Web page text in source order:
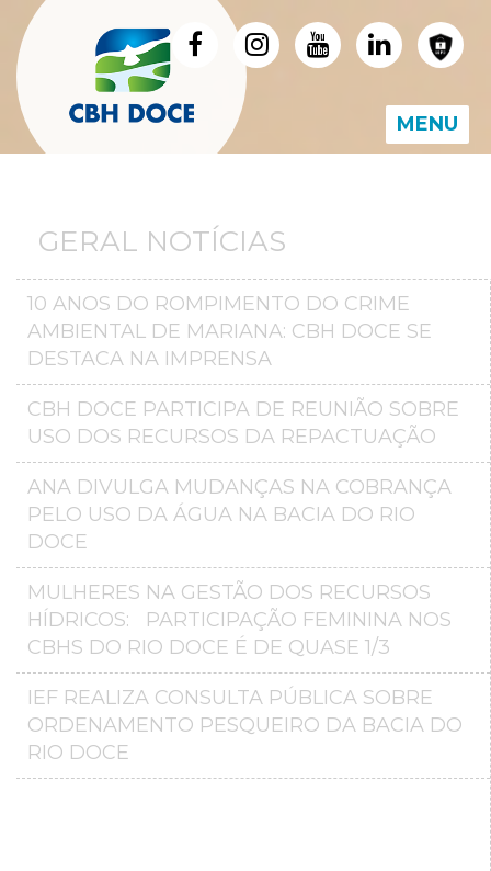
MENU
GERAL NOTÍCIAS
10 ANOS DO ROMPIMENTO DO CRIME
AMBIENTAL DE MARIANA: CBH DOCE SE
DESTACA NA IMPRENSA
CBH DOCE PARTICIPA DE REUNIÃO SOBRE
USO DOS RECURSOS DA REPACTUAÇÃO
ANA DIVULGA MUDANÇAS NA COBRANÇA
PELO USO DA ÁGUA NA BACIA DO RIO
DOCE
MULHERES NA GESTÃO DOS RECURSOS
HÍDRICOS: PARTICIPAÇÃO FEMININA NOS
CBHS DO RIO DOCE É DE QUASE 1/3
IEF REALIZA CONSULTA PÚBLICA SOBRE
ORDENAMENTO PESQUEIRO DA BACIA DO
RIO DOCE